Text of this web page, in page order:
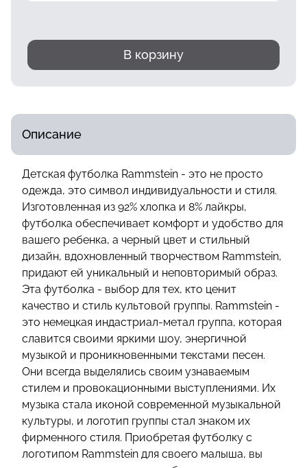
В корзину
Описание
Детская футболка Rammstein - это не просто
одежда, это символ индивидуальности и стиля.
Изготовленная из 92% хлопка и 8% лайкры,
футболка обеспечивает комфорт и удобство для
вашего ребенка, а черный цвет и стильный
дизайн, вдохновленный творчеством Rammstein,
придают ей уникальный и неповторимый образ.
Эта футболка - выбор для тех, кто ценит
качество и стиль культовой группы. Rammstein -
это немецкая индастриал-метал группа, которая
славится своими яркими шоу, энергичной
музыкой и проникновенными текстами песен.
Они всегда выделялись своим узнаваемым
стилем и провокационными выступлениями. Их
музыка стала иконой современной музыкальной
культуры, и логотип группы стал знаком их
фирменного стиля. Приобретая футболку с
логотипом Rammstein для своего малыша, вы